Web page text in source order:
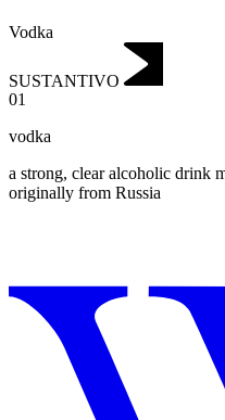
Vodka
SUSTANTIVO
01
vodka
a strong, clear alcoholic drink
originally from Russia